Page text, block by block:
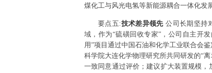
煤化工与风光电氢等新能源耦合一体化发
要点 五:技术差异领先公司长期坚持
域，作为“硫磺回收专家”，公司自主开
用”项目通过中国石油和化学工业联合会
科学院大连化学物理研究所共同研发的“
一致同意通过评价；建议扩大装置规模，